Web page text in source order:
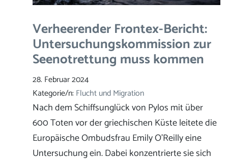
Verheerender Frontex-Bericht:
Untersuchungskommission zur
Seenotrettung muss kommen
28. Februar 2024
Kategorie/n:Flucht und Migration
Nach dem Schiffsunglück von Pylos mit über
600 Toten vor der griechischen Küste leitete die
Europäische Ombudsfrau Emily O’Reilly eine
Untersuchung ein. Dabei konzentrierte sie sich